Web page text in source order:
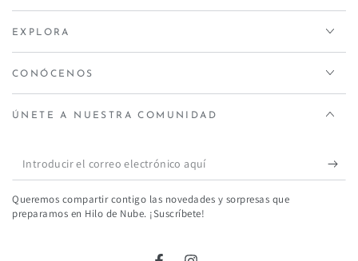
EXPLORA
CONÓCENOS
ÚNETE A NUESTRA COMUNIDAD
Introducir
el
correo
Queremos compartir contigo las novedades y sorpresas que
preparamos en Hilo de Nube. ¡Suscríbete!